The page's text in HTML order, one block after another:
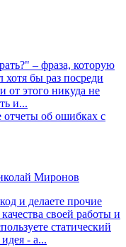
– фраза, которую
бы раз посреди
от этого никуда не
и...
отчеты об ошибках с
Миронов
и делаете прочие
своей работы и
статический
- а...